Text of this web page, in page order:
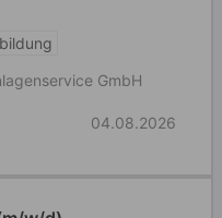
GmbH
04.08.2026